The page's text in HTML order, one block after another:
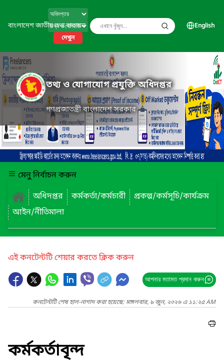
বাংলাদেশ জাতীয় তথ্য বাতায়ন
দেখুন
English
তথ্য ও যোগাযোগ প্রযুক্তি অধিদপ্তর
গণপ্রজাতন্ত্রী বাংলাদেশ সরকার
মেনু নির্বাচন করুন
অধিদপ্তর
কর্মকর্তা/কর্মচারী
প্রকল্প/কর্মসূচি/কার্যক্রম
আইন/নীতিমালা
এই কনটেন্টটি শেয়ার করতে ক্লিক করুন
আপনার মতামত প্রদান করুন
কনটেন্টটি শেষ হাল-নাগাদ করা হয়েছে: মঙ্গলবার, ৯ জুন, ২০২৬ এ ১১:২৫ AM
কর্মকর্তাবৃন্দ